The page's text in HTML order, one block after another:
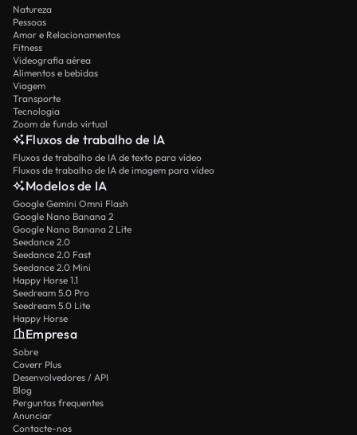
Natureza
Pessoas
Amor e Relacionamentos
Fitness
Videografia aérea
Alimentos e bebidas
Viagem
Transporte
Tecnologia
Zoom de fundo virtual
Fluxos de trabalho de IA
Fluxos de trabalho de IA de texto para vídeo
Fluxos de trabalho de IA de imagem para vídeo
Modelos de IA
Google Gemini Omni Flash
Google Nano Banana 2
Google Nano Banana 2 Lite
Seedance 2.0
Seedance 2.0 Fast
Seedance 2.0 Mini
Happy Horse 1.1
Seedream 5.0 Pro
Seedream 5.0 Lite
Happy Horse
Empresa
Sobre
Coverr Plus
Desenvolvedores / API
Blog
Perguntas frequentes
Anunciar
Contacte-nos